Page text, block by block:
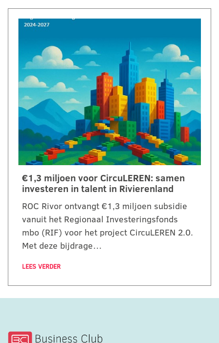
€1,3 miljoen voor CircuLEREN: samen
investeren in talent in Rivierenland
ROC Rivor ontvangt €1,3 miljoen subsidie
vanuit het Regionaal Investeringsfonds
mbo (RIF) voor het project CircuLEREN 2.0.
Met deze bijdrage…
LEES VERDER